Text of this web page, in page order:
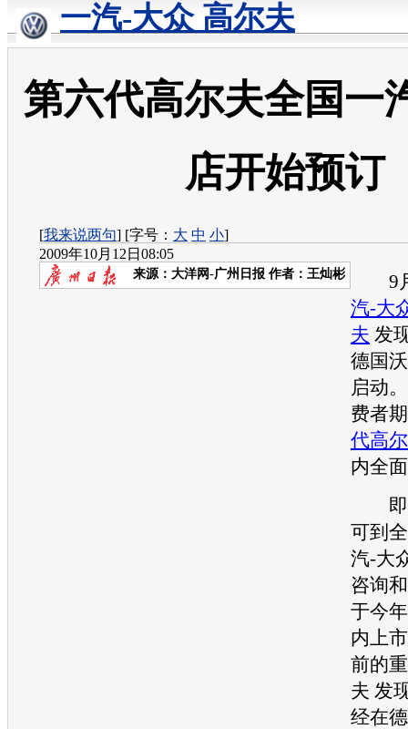
一汽-大众 高尔夫
第六代高尔夫全国一
店开始预订
[我来说两句] [字号： 大 中 小]
2009年10月12日08:05
来源： 大洋网-广州日报 作者：王灿彬
9月
汽-大
夫 发
德国
启动
费者
代高
内全
即
可到
汽-大
咨询
于今
内上
前的
夫 发
经在